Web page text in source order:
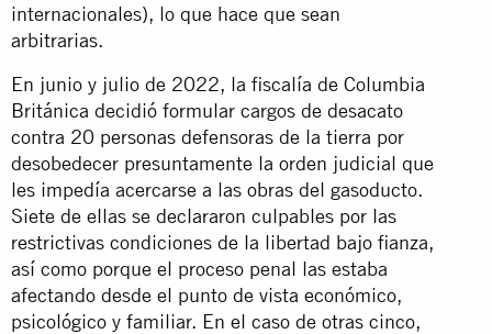
internacionales), lo que hace que sean
arbitrarias.
En junio y julio de 2022, la fiscalía de Columbia
Británica decidió formular cargos de desacato
contra 20 personas defensoras de la tierra por
desobedecer presuntamente la orden judicial que
les impedía acercarse a las obras del gasoducto.
Siete de ellas se declararon culpables por las
restrictivas condiciones de la libertad bajo fianza,
así como porque el proceso penal las estaba
afectando desde el punto de vista económico,
psicológico y familiar. En el caso de otras cinco,